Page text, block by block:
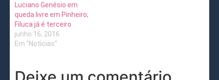
Luciano Genésio em
queda livre em Pinheiro;
Filuca já é terceiro
junho 16, 2016
Em "Notícias"